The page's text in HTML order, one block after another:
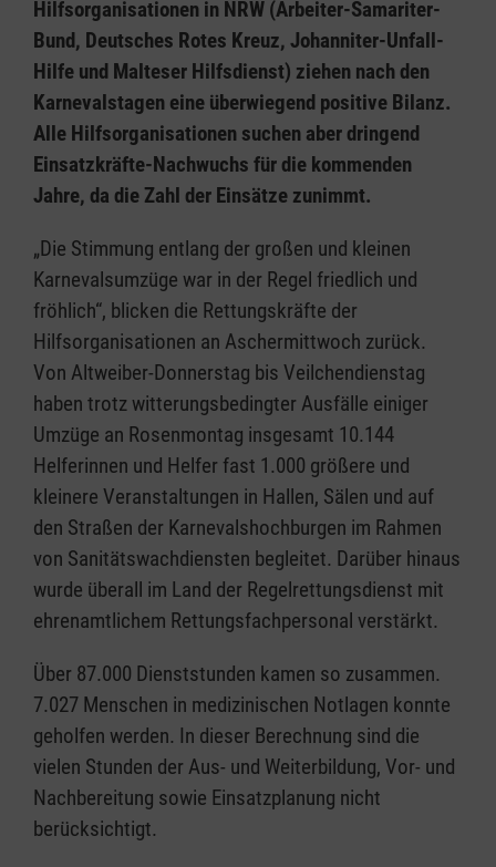
Hilfsorganisationen in NRW (Arbeiter-Samariter-
Bund, Deutsches Rotes Kreuz, Johanniter-Unfall-
Hilfe und Malteser Hilfsdienst) ziehen nach den
Karnevalstagen eine überwiegend positive Bilanz.
Alle Hilfsorganisationen suchen aber dringend
Einsatzkräfte-Nachwuchs für die kommenden
Jahre, da die Zahl der Einsätze zunimmt.
„Die Stimmung entlang der großen und kleinen
Karnevalsumzüge war in der Regel friedlich und
fröhlich“, blicken die Rettungskräfte der
Hilfsorganisationen an Aschermittwoch zurück.
Von Altweiber-Donnerstag bis Veilchendienstag
haben trotz witterungsbedingter Ausfälle einiger
Umzüge an Rosenmontag insgesamt 10.144
Helferinnen und Helfer fast 1.000 größere und
kleinere Veranstaltungen in Hallen, Sälen und auf
den Straßen der Karnevalshochburgen im Rahmen
von Sanitätswachdiensten begleitet. Darüber hinaus
wurde überall im Land der Regelrettungsdienst mit
ehrenamtlichem Rettungsfachpersonal verstärkt.
Über 87.000 Dienststunden kamen so zusammen.
7.027 Menschen in medizinischen Notlagen konnte
geholfen werden. In dieser Berechnung sind die
vielen Stunden der Aus- und Weiterbildung, Vor- und
Nachbereitung sowie Einsatzplanung nicht
berücksichtigt.